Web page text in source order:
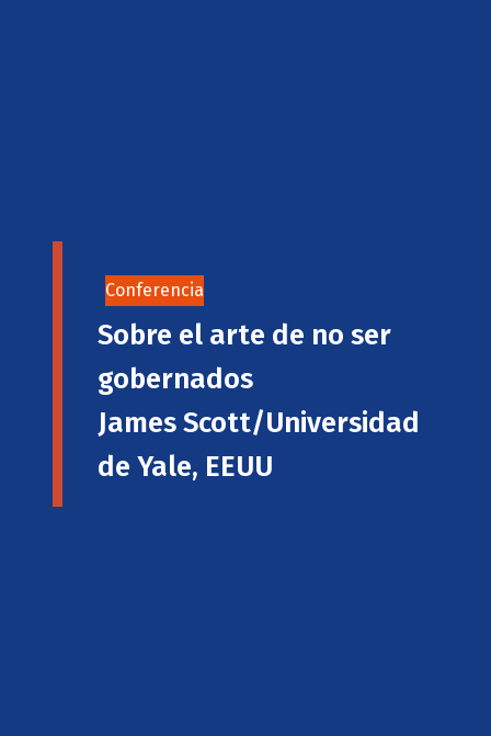
Conferencia
Sobre el arte de no ser
gobernados
James Scott/Universidad
de Yale, EEUU